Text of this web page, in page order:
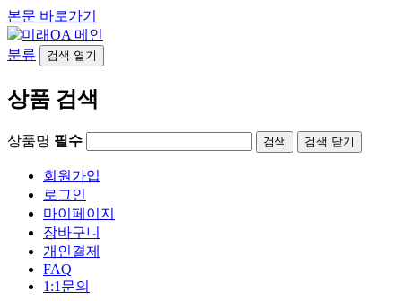
본문 바로가기
분류 검색 열기
상품 검색
상품명 필수 검색 닫기
회원가입
로그인
마이페이지
장바구니
개인결제
FAQ
1:1문의